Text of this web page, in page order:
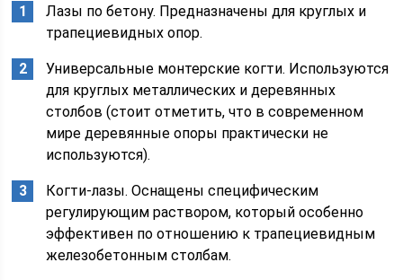
Лазы по бетону. Предназначены для круглых и
трапециевидных опор.
Универсальные монтерские когти. Используются
для круглых металлических и деревянных
столбов (стоит отметить, что в современном
мире деревянные опоры практически не
используются).
Когти-лазы. Оснащены специфическим
регулирующим раствором, который особенно
эффективен по отношению к трапециевидным
железобетонным столбам.